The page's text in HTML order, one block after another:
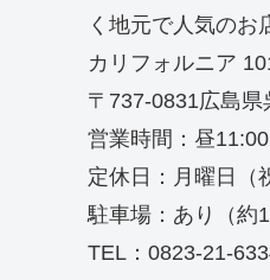
く地元で人気のお
カリフォルニア
〒737-0831広島県
営業時間：昼
定休日：月曜日（
駐車場：あり（約
TEL：0823-21-